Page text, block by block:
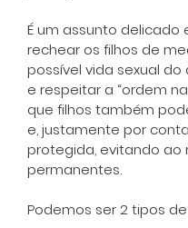
É um assunto delicado
rechear os filhos de
possível vida sexual
e respeitar a “ordem
que filhos também
e, justamente por
protegida, evitando ao
permanentes.
Podemos ser 2 tipos